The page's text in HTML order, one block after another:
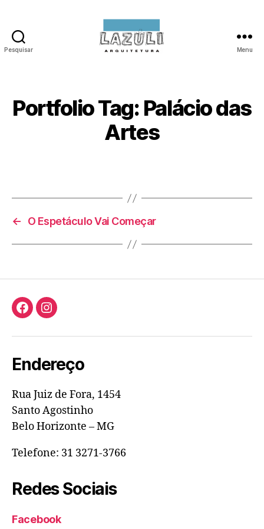
Pesquisar Menu
Portfolio Tag: Palácio das
Artes
← O Espetáculo Vai Começar
FacebookInstagram
Endereço
Rua Juiz de Fora, 1454
Santo Agostinho
Belo Horizonte – MG
Telefone: 31 3271-3766
Redes Sociais
Facebook